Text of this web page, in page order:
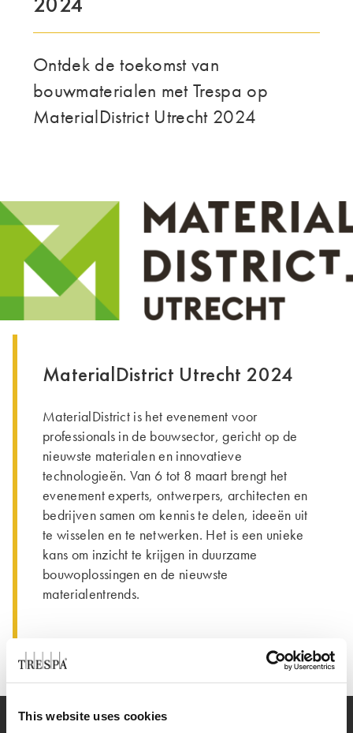
This website uses cookies
THE GROUP | TRESPA INTERNATIONAL
Ontdek de toekomst van
bouwmaterialen met Trespa op
MaterialDistrict Utrecht 2024
MaterialDistrict Utrecht 2024
MaterialDistrict is het evenement voor
professionals in de bouwsector, gericht op de
nieuwste materialen en innovatieve
technologieën. Van 6 tot 8 maart brengt het
evenement experts, ontwerpers, architecten en
bedrijven samen om kennis te delen, ideeën uit
te wisselen en te netwerken. Het is een unieke
kans om inzicht te krijgen in duurzame
bouwoplossingen en de nieuwste
materialentrends.